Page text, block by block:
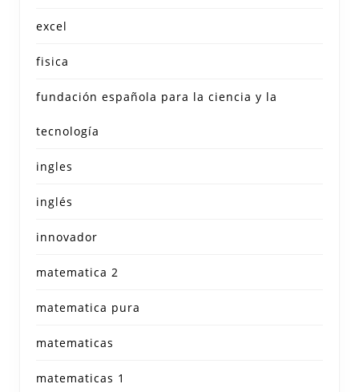
excel
fisica
fundación española para la ciencia y la
tecnología
ingles
inglés
innovador
matematica 2
matematica pura
matematicas
matematicas 1